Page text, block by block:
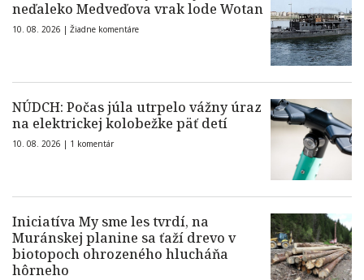
neďaleko Medveďova vrak lode Wotan
10. 08. 2026 | Žiadne komentáre
NÚDCH: Počas júla utrpelo vážny úraz
na elektrickej kolobežke päť detí
10. 08. 2026 | 1 komentár
Iniciatíva My sme les tvrdí, na
Muránskej planine sa ťaží drevo v
biotopoch ohrozeného hlucháňa
hôrneho